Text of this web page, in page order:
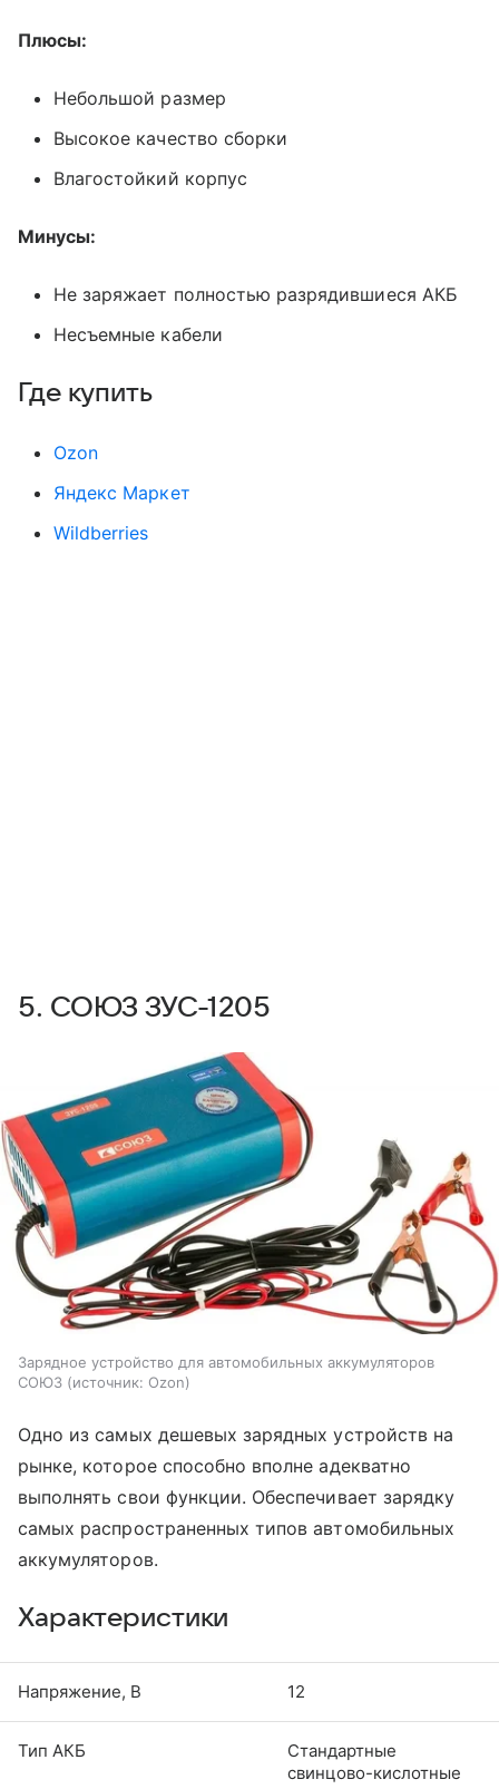
Плюсы:
Небольшой размер
Высокое качество сборки
Влагостойкий корпус
Минусы:
Не заряжает полностью разрядившиеся АКБ
Несъемные кабели
Где купить
Оzon
Яндекс Маркет
Wildberries
5. СОЮЗ ЗУС-1205
Зарядное устройство для автомобильных аккумуляторов
СОЮЗ
источник: Ozon
Одно из самых дешевых зарядных устройств на
рынке, которое способно вполне адекватно
выполнять свои функции. Обеспечивает зарядку
самых распространенных типов автомобильных
аккумуляторов.
Характеристики
Напряжение, В 12
Тип АКБ
Стандартные
свинцово-кислотные